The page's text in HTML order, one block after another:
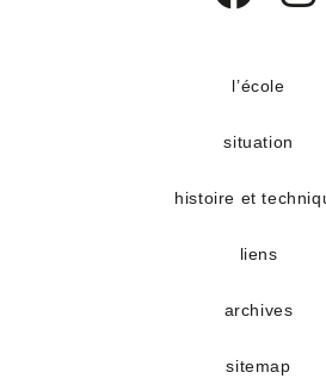
un
onglet
l’école
situation
histoire et
liens
archives
sitemap